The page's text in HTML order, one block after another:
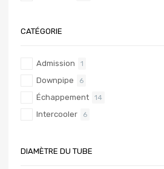
CATÉGORIE
Admission 1
Downpipe 6
Échappement 14
Intercooler 6
DIAMÈTRE DU TUBE